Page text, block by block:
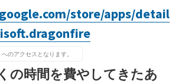
store/apps/detail
のアクセスとなります。
の時間を費やしてきたあ